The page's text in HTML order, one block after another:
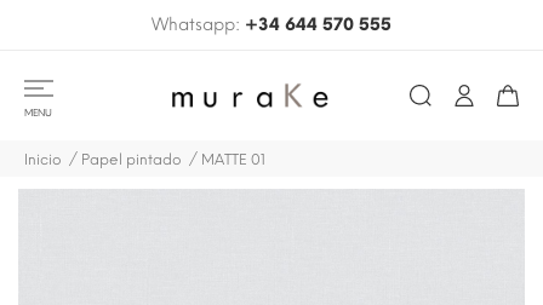
Whatsapp: +34 644 570 555
MENU
Inicio Papel pintado MATTE 01